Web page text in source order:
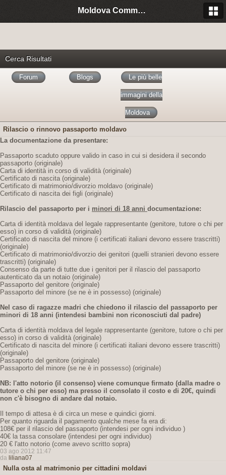
Moldova Community Italia
Cerca Risultati
Forum Blogs Le più belle
immagini della
Moldova
Rilascio o rinnovo passaporto moldavo
La documentazione da presentare:
Passaporto scaduto oppure valido in caso in cui si desidera il secondo
passaporto (originale)
Carta di identità in corso di validità (originale)
Certificato di nascita (originale)
Certificato di matrimonio/divorzio moldavo (originale)
Certificato di nascita dei figli (originale)
Rilascio del passaporto per i minori di 18 anni documentazione:
Carta di identità moldava del legale rappresentante (genitore, tutore o chi per
esso) in corso di validità (originale)
Certificato di nascita del minore (i certificati italiani devono essere trascritti)
(originale)
Certificato di matrimonio/divorzio dei genitori (quelli stranieri devono essere
trascritti) (originale)
Consenso da parte di tutte due i genitori per il rilascio del passaporto
autenticato da un notaio (originale)
Passaporto del genitore (originale)
Passaporto del minore (se ne è in possesso) (originale)
Nel caso di ragazze madri che chiedono il rilascio del passaporto per
minori di 18 anni (intendesi bambini non riconosciuti dal padre)
Carta di identità moldava del legale rappresentante (genitore, tutore o chi per
esso) in corso di validità (originale)
Certificato di nascita del minore (i certificati italiani devono essere trascritti)
(originale)
Passaporto del genitore (originale)
Passaporto del minore (se ne è in possesso) (originale)
NB: l'atto notorio (il consenso) viene comunque firmato (dalla madre o
tutore o chi per esso) ma presso il consolato il costo e di 20€, quindi
non c'è bisogno di andare dal notaio.
Il tempo di attesa è di circa un mese e quindici giorni.
Per quanto riguarda il pagamento qualche mese fa era di:
108€ per il rilascio del passaporto (intendesi per ogni individuo )
40€ la tassa consolare (intendesi per ogni individuo)
20 € l'atto notorio (come avevo scritto sopra)
03 ago 2012 11:47
da liliana07
Nulla osta al matrimonio per cittadini moldavi